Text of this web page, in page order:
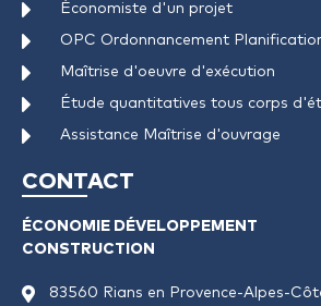
Économiste d'un projet
OPC Ordonnancement
Maîtrise d'oeuvre d'exécution
Étude quantitatives tous corps
Assistance Maîtrise d'ouvrage
CONTACT
ÉCONOMIE DÉVELOPPEMENT
CONSTRUCTION
83560 Rians en Provence-Alpes-